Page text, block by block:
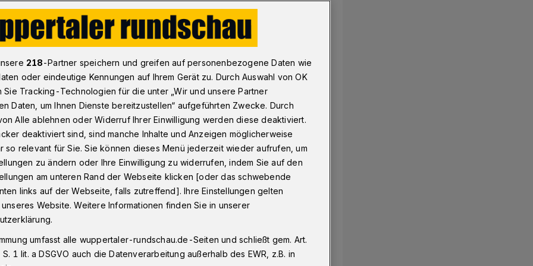
Regionalligist WSV: Lehrgang, Anti-Floskel und Testspieler
Anti-Floskel
Montag (28. Februar 2022) startet
Lizenz-Lehrgang des Deutschen
Auswirkungen auf das
Wuppertaler SV befürchtet der
218-Partner speichern und greifen auf personenbezogene Daten wie
oder eindeutige Kennungen auf Ihrem Gerät zu. Durch Auswahl von OK
Sie Tracking-Technologien für die unter „Wir und unsere Partner
Daten, um Ihnen Dienste bereitzustellen“ aufgeführten Zwecke. Durch
Alle ablehnen oder Widerruf Ihrer Einwilligung werden diese deaktiviert.
deaktiviert sind, sind manche Inhalte und Anzeigen möglicherweise
so relevant für Sie. Sie können dieses Menü jederzeit wieder aufrufen, um
zu ändern oder Ihre Einwilligung zu widerrufen, indem Sie auf den
am unteren Rand der Webseite klicken [oder das schwebende
links auf der Webseite, falls zutreffend]. Ihre Einstellungen gelten
Website. Weitere Informationen finden Sie in unserer
umfasst alle wuppertaler-rundschau.de-Seiten und schließt gem. Art.
1 lit. a DSGVO auch die Datenverarbeitung außerhalb des EWR, z.B. in